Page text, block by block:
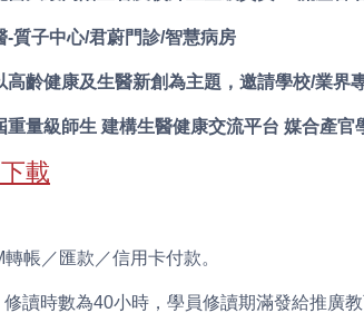
-質子中心/君蔚門診/智慧病房
高齡健康及生醫新創為主題，邀請學校/業界
重量級師生 建構生醫健康交流平台 媒合產官
下載
帳／匯款／信用卡付款。
讀時數為40小時，學員修讀期滿發給推廣